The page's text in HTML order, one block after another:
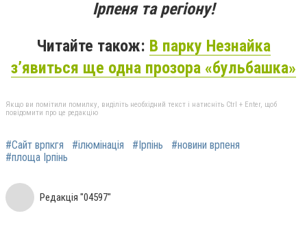
Ірпеня та регіону!
Читайте також: В парку Незнайка
з’явиться ще одна прозора «бульбашка»
Якщо ви помітили помилку, виділіть необхідний текст і натисніть Ctrl + Enter, щоб
повідомити про це редакцію
#Сайт врпкгя #ілюмінація #Ірпінь
#новини врпеня
#площа Ірпінь
Редакція "04597"